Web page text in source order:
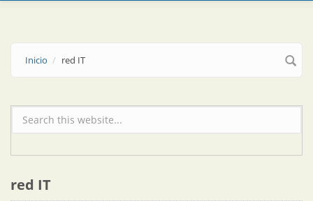
Inicio red IT
Formulario de búsqueda
red IT